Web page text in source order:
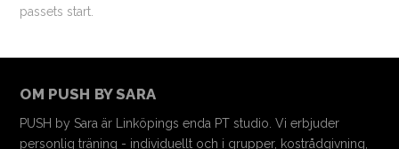
passets start.
OM PUSH BY SARA
PUSH by Sara är Linköpings enda PT studio. Vi erbjuder
personlig träning - individuellt och i grupper, kostrådgivning,